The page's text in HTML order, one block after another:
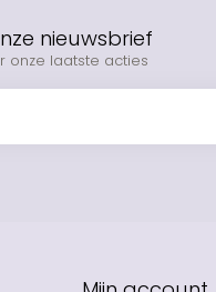
nieuwsbrief
onze laatste acties